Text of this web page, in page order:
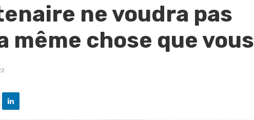
ne voudra pas
même chose que vous